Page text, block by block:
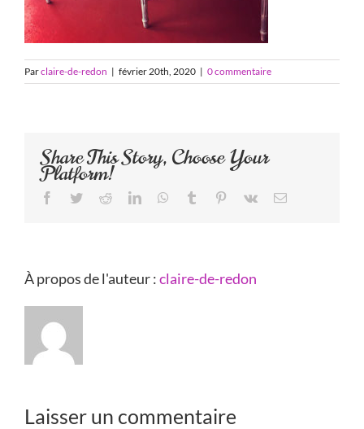
Parclaire-de-redon | février 20th, 2020 | 0 commentaire
Share This Story, Choose Your
Platform!
Facebook
TwitterRedditLinkedInWhatsApp
Tumblr Pinterest
Vk Email
À propos de l'auteur :claire-de-redon
Laisser un commentaire